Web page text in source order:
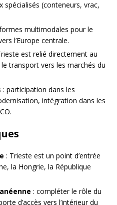
spécialisés (conteneurs, vrac,
multimodales pour le
l’Europe centrale.
est relié directement au
transport vers les marchés du
: participation dans les
intégration dans les
: Trieste est un point d’entrée
la Hongrie, la République
: compléter le rôle du
d’accès vers l’intérieur du